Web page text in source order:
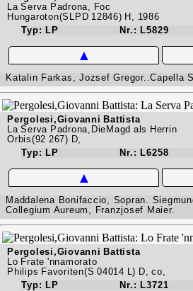
La Serva Padrona, Foc
Hungaroton(SLPD 12846) H, 1986
Typ: LP
Nr.: L5829
▲
Katalin Farkas, Jozsef Gregor..Capella
Pergolesi,Giovanni Battista
La Serva Padrona,DieMagd als Herrin
Orbis(92 267) D,
Typ: LP
Nr.: L6258
▲
Maddalena Bonifaccio, Sopran.
Collegium Aureum, Franzjosef Maier.
Pergolesi,Giovanni Battista
Lo Frate 'nnamorato
Philips Favoriten(S 04014 L) D, co,
Typ: LP
Nr.: L3721